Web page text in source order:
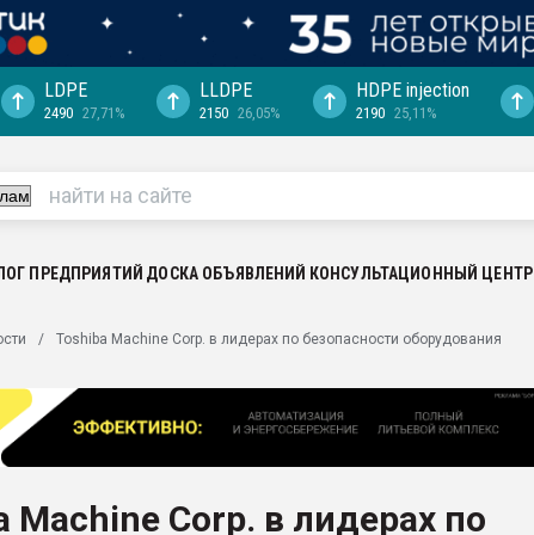
выходит на
рынке
LDPE
2490 27,71%
LLDPE
2150 26,05%
HDPE injection
2190 25,11%
ПРЕДПРИЯТИЙ ДОСКА ОБЪЯВЛЕНИЙ КОНСУЛЬТАЦИОННЫЙ ЦЕНТР
Toshiba Machine Corp. в лидерах по безопасности оборудования
Machine Corp. в лидерах по